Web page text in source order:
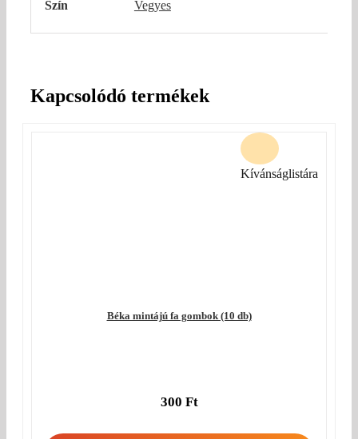
Szín Vegyes
Kapcsolódó termékek
Béka mintájú fa gombok (10 db)
300 Ft
Kívánságlistára